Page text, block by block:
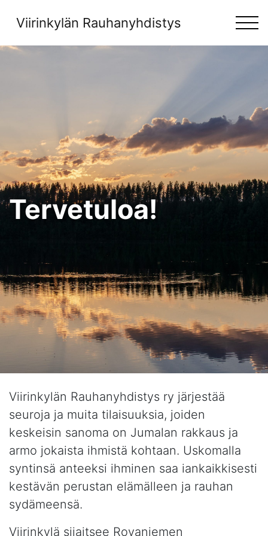
Viirinkylän Rauhanyhdistys
Tervetuloa!
Viirinkylän Rauhanyhdistys ry järjestää
seuroja ja muita tilaisuuksia, joiden
keskeisin sanoma on Jumalan rakkaus ja
armo jokaista ihmistä kohtaan. Uskomalla
syntinsä anteeksi ihminen saa iankaikkisesti
kestävän perustan elämälleen ja rauhan
sydämeensä.
Viirinkylä sijaitsee Rovaniemen